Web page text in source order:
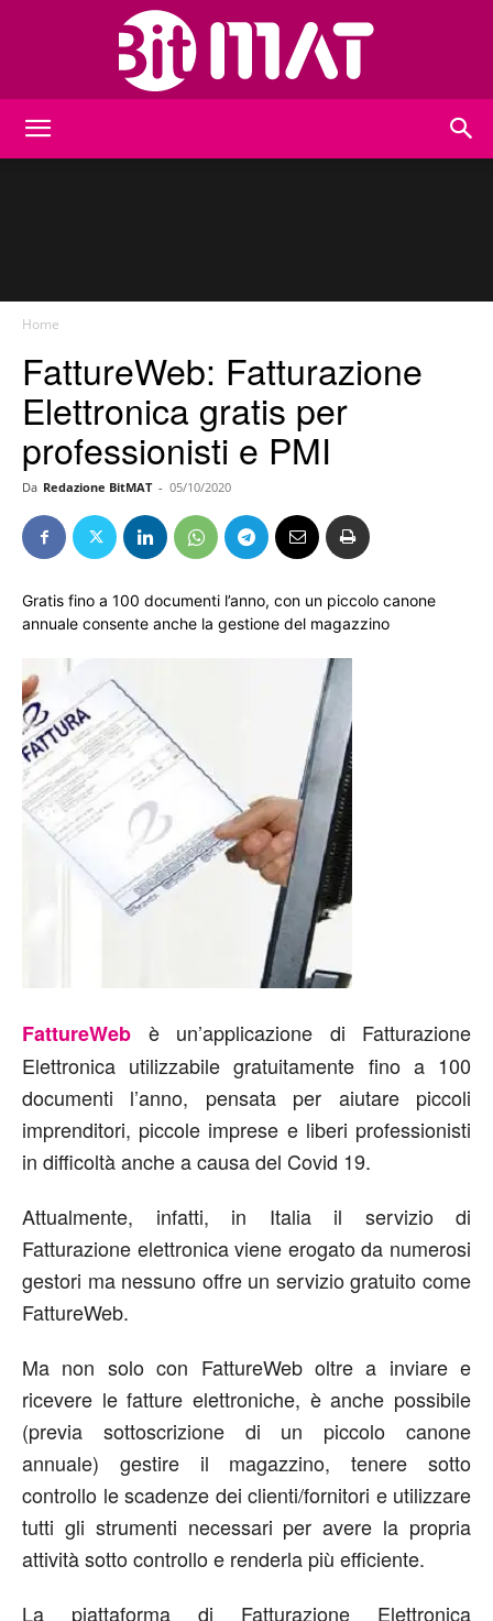
Home
FattureWeb: Fatturazione
Elettronica gratis per
professionisti e PMI
Da Redazione BitMAT - 05/10/2020
Gratis fino a 100 documenti l’anno, con un piccolo canone
annuale consente anche la gestione del magazzino
FattureWeb è un’applicazione di Fatturazione
Elettronica utilizzabile gratuitamente fino a 100
documenti l’anno, pensata per aiutare piccoli
imprenditori, piccole imprese e liberi professionisti
in difficoltà anche a causa del Covid 19.
Attualmente, infatti, in Italia il servizio di
Fatturazione elettronica viene erogato da numerosi
gestori ma nessuno offre un servizio gratuito come
FattureWeb.
Ma non solo con FattureWeb oltre a inviare e
ricevere le fatture elettroniche, è anche possibile
(previa sottoscrizione di un piccolo canone
annuale) gestire il magazzino, tenere sotto
controllo le scadenze dei clienti/fornitori e utilizzare
tutti gli strumenti necessari per avere la propria
attività sotto controllo e renderla più efficiente.
La piattaforma di Fatturazione Elettronica